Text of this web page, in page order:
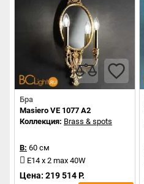
Бра
Masiero VE 1077 A2
Коллекция: Brass & spots
В: 60 см
E14 x 2 max 40W
Цена: 219 514 Р.